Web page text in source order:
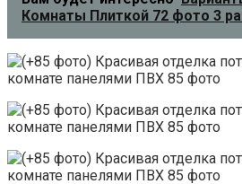
Комнаты Плиткой 72 фото 3